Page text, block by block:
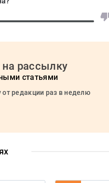
рассылку
статьями
редакции раз в неделю